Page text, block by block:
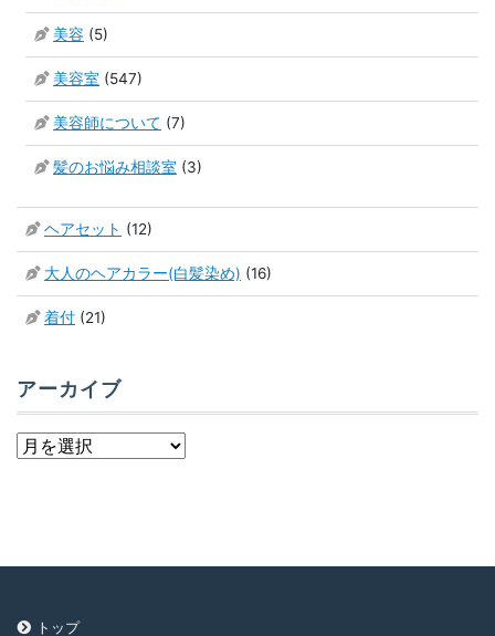
美容 (5)
美容室 (547)
美容師について (7)
髪のお悩み相談室 (3)
ヘアセット (12)
大人のヘアカラー(白髪染め) (16)
着付 (21)
アーカイブ
ア
トップ